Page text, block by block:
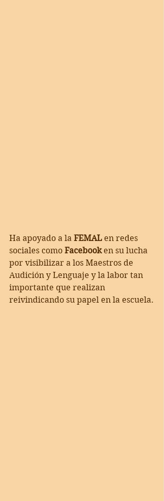
Ha apoyado a la FEMAL en redes
sociales como Facebook en su lucha
por visibilizar a los Maestros de
Audición y Lenguaje y la labor tan
importante que realizan
reivindicando su papel en la escuela.